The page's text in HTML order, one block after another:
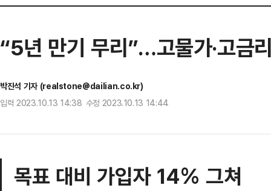
“5년 만기 무리”…고물가·고금
박진석 기자 (realstone@dailian.co.kr)
입력 2023.10.13 14:38 수정 2023.10.13 14:44
목표 대비 가입자 14% 그쳐